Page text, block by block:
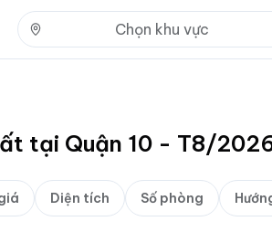
Chọn khu vực
tại Quận 10 - T8/
Diện tích Số phòng